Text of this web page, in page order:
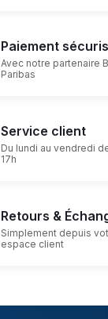
Paiement
Avec notre partenaire
Paribas
Service client
Du lundi au vendredi
17h
Retours &
Simplement depuis
espace client